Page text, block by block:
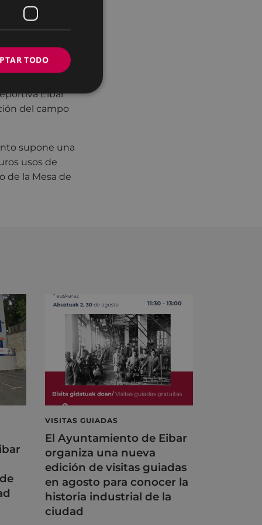
el pasado
que “la
Eibar
del campo
supone una
usos de
de la Mesa de
VISITAS GUIADAS
El Ayuntamiento de Eibar
organiza una nueva
edición de visitas guiadas
en agosto para conocer la
historia industrial de la
ciudad
TODO